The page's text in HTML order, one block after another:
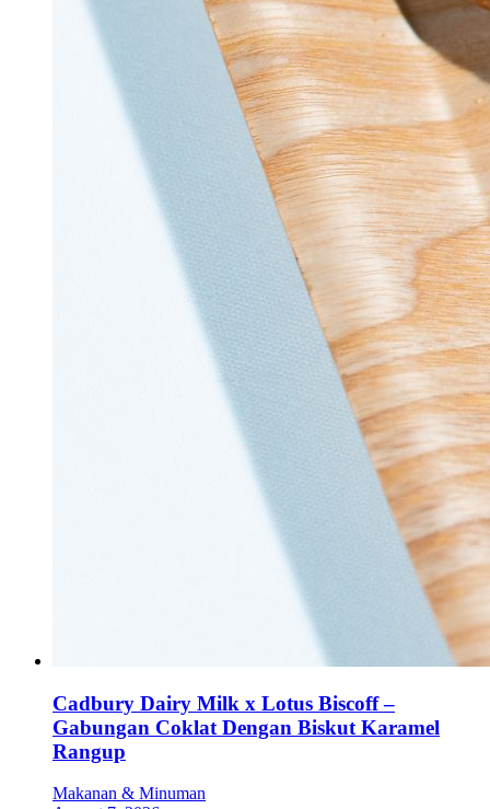
Cadbury Dairy Milk x Lotus Biscoff –
Gabungan Coklat Dengan Biskut Karamel
Rangup
Makanan & Minuman